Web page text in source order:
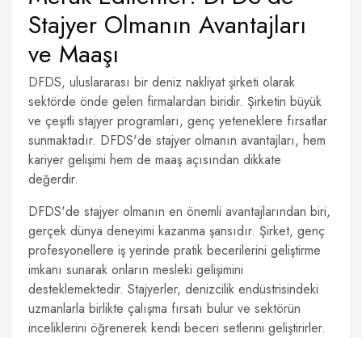
Stajyer Olmanın Avantajları
ve Maaşı
DFDS, uluslararası bir deniz nakliyat şirketi olarak
sektörde önde gelen firmalardan biridir. Şirketin büyük
ve çeşitli stajyer programları, genç yeteneklere fırsatlar
sunmaktadır. DFDS'de stajyer olmanın avantajları, hem
kariyer gelişimi hem de maaş açısından dikkate
değerdir.
DFDS'de stajyer olmanın en önemli avantajlarından biri,
gerçek dünya deneyimi kazanma şansıdır. Şirket, genç
profesyonellere iş yerinde pratik becerilerini geliştirme
imkanı sunarak onların mesleki gelişimini
desteklemektedir. Stajyerler, denizcilik endüstrisindeki
uzmanlarla birlikte çalışma fırsatı bulur ve sektörün
inceliklerini öğrenerek kendi beceri setlerini geliştirirler.